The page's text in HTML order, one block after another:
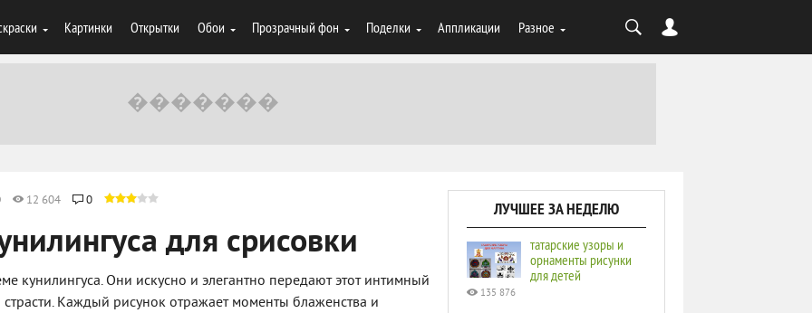
Картинки Открытки Обои Прозрачный фон Поделки Аппликации Разное
12 604 0
для срисовки
кунилингуса. Они искусно и элегантно передают этот интимный
Каждый рисунок отражает моменты блаженства и
ЛУЧШЕЕ ЗА НЕДЕЛЮ
татарские узоры и
орнаменты рисунки
для детей
135 876